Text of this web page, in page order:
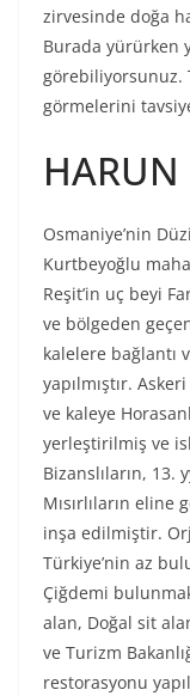
zirvesinde doğa
Burada yürürken
görebiliyorsunuz.
görmelerini
HARUN
Osmaniye’nin
Kurtbeyoğlu
Reşit’in uç beyi
ve bölgeden
kalelere bağlantı
yapılmıştır.
ve kaleye
yerleştirilmiş ve
Bizanslıların, 13.
Mısırlıların
inşa edilmiştir.
Türkiye’nin az
Çiğdemi
alan, Doğal sit
ve Turizm
restorasyonu